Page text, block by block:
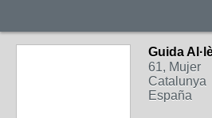
Guida
61, Mujer
Catalunya
España